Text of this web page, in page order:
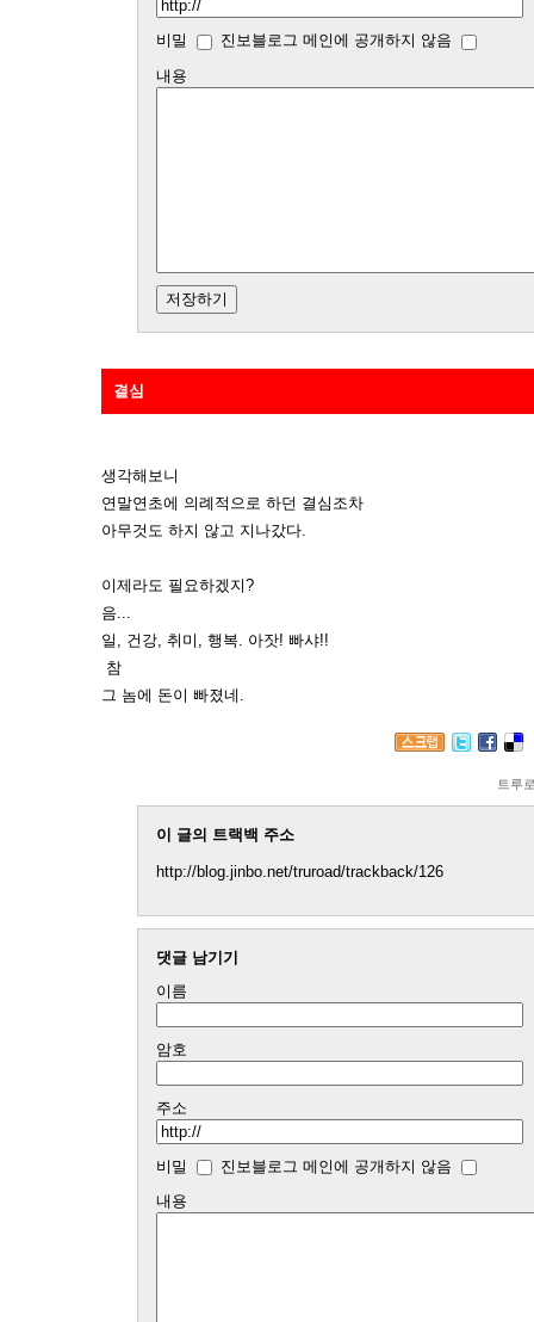
비밀
진보블로그 메인에 공개하지 않음
내용
결심
생각해보니
연말연초에 의례적으로 하던 결심조차
아무것도 하지 않고 지나갔다.
이제라도 필요하겠지?
음...
일, 건강, 취미, 행복. 아잣! 빠샤!!
참
그 놈에 돈이 빠졌네.
트루
이 글의 트랙백 주소
http://blog.jinbo.net/truroad/trackback/126
댓글 남기기
이름
암호
주소
비밀
진보블로그 메인에 공개하지 않음
내용